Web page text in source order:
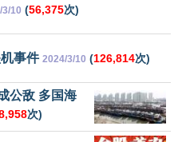
10 (56,375次)
事件 2024/3/10 (126,814次)
公敌 多国海
次)